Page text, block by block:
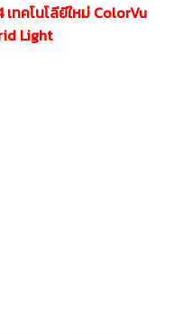
ทคโนโลียีใหม่ ColorVu
Light